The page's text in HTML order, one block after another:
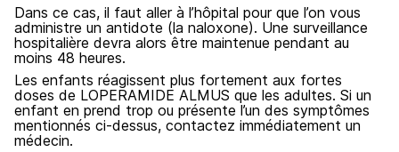
Dans ce cas, il faut aller à l’hôpital pour que l’on vous
administre un antidote (la naloxone). Une surveillance
hospitalière devra alors être maintenue pendant au
moins 48 heures.
Les enfants réagissent plus fortement aux fortes
doses de LOPERAMIDE ALMUS que les adultes. Si un
enfant en prend trop ou présente l’un des symptômes
mentionnés ci-dessus, contactez immédiatement un
médecin.